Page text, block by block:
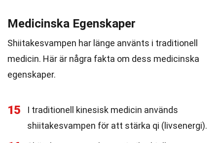
Medicinska Egenskaper
Shiitakesvampen har länge använts i traditionell
medicin. Här är några fakta om dess medicinska
egenskaper.
15
I traditionell kinesisk medicin används
shiitakesvampen för att stärka qi (livsenergi).